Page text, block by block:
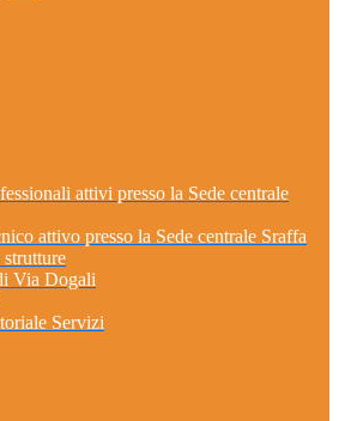
attivi presso la Sede centrale
attivo presso la Sede centrale Sraffa
Via Dogali
Servizi